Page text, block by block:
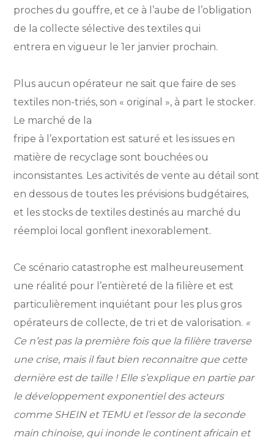
proches du gouffre, et ce à l’aube de l’obligation
de la collecte sélective des textiles qui
entrera en vigueur le 1er janvier prochain.
Plus aucun opérateur ne sait que faire de ses
textiles non-triés, son « original », à part le stocker.
Le marché de la
fripe à l’exportation est saturé et les issues en
matière de recyclage sont bouchées ou
inconsistantes. Les activités de vente au détail sont
en dessous de toutes les prévisions budgétaires,
et les stocks de textiles destinés au marché du
réemploi local gonflent inexorablement.
Ce scénario catastrophe est malheureusement
une réalité pour l’entièreté de la filière et est
particulièrement inquiétant pour les plus gros
opérateurs de collecte, de tri et de valorisation. «
Ce n’est pas la première fois que la filière traverse
une crise, mais il faut bien reconnaitre que cette
dernière est de taille ! Elle s’explique en partie par
le développement exponentiel des acteurs
comme SHEIN et TEMU et l’essor de la seconde
main chinoise, qui inonde le continent africain et